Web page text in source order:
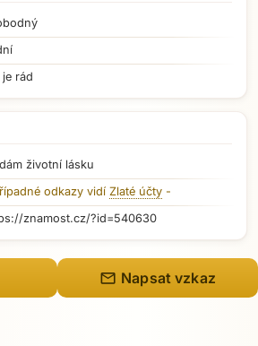
Přejít na hlavní obsah
je rád
životní lásku
odkazy vidí Zlaté účty -
znamost.cz/?id=540630
mail Napsat vzkaz